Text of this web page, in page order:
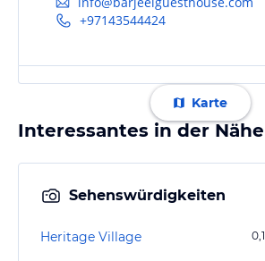
+97143544424
Karte
Interessantes in der Nähe
Sehenswürdigkeiten
Heritage Village 0,1